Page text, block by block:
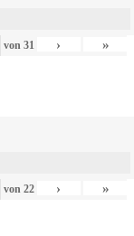
von 31 › »
von 22 › »